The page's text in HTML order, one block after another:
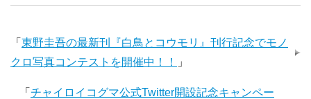
「 東野圭吾の最新刊『白鳥とコウモリ』刊行記念でモノ
クロ写真コンテストを開催中！！
」
「 チャイロイコグマ公式Twitter開設記念キャンペー